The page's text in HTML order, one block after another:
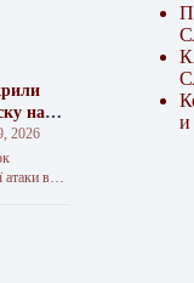
на
2026
атаки в
и